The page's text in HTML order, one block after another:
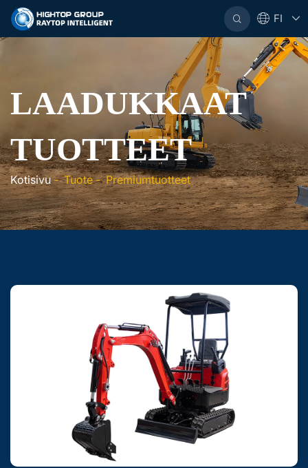
FI
LAADUKKAAT
TUOTTEET
Kotisivu-Tuote-Premiumtuotteet